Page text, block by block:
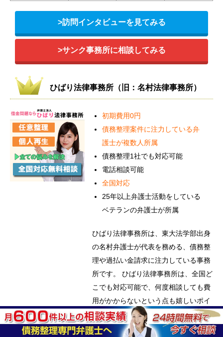
>訪問インタビューを見てみる
>サンク事務所に相談してみる
ひばり法律事務所（旧：名村法律事務所）
初期費用0円
債務整理案件に注力している弁
護士が複数人所属
債務整理1社でも対応可能
電話相談可能
全国対応
25年以上弁護士活動をしている
ベテランの弁護士が所属
ひばり法律事務所は、東大法学部出身
の名村弁護士が代表を務める、債務整
理や過払い金請求に注力している事務
所です。 ひばり法律事務所は、全国ど
こでも対応可能で、何度相談しても費
用がかからないという点も嬉しいポイ
ントです。
また、代表の名村弁護士は、弁護士と